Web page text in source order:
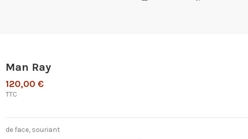
Man Ray
120,00 €
TTC
de face, souriant